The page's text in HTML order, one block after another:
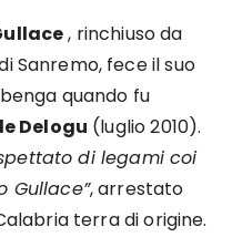
, rinchiuso da
Sanremo, fece il suo
quando fu
Delogu (luglio 2010).
di legami coi
Gullace”, arrestato
terra di origine.